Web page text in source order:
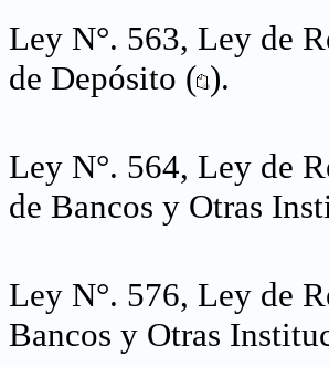
Ley N°. 563, Ley de
de Depósito ( ).
Ley N°. 564, Ley de
de Bancos y Otras
Ley N°. 576, Ley de
Bancos y Otras